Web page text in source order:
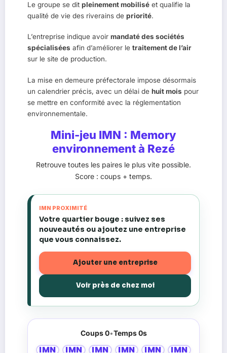
Le groupe se dit pleinement mobilisé et qualifie la
qualité de vie des riverains de priorité.
L’entreprise indique avoir mandaté des sociétés
spécialisées afin d’améliorer le traitement de l’air
sur le site de production.
La mise en demeure préfectorale impose désormais
un calendrier précis, avec un délai de huit mois pour
se mettre en conformité avec la réglementation
environnementale.
Mini-jeu IMN : Memory
environnement à Rezé
Retrouve toutes les paires le plus vite possible.
Score : coups + temps.
IMN PROXIMITÉ
Votre quartier bouge : suivez ses
nouveautés ou ajoutez une entreprise
que vous connaissez.
Ajouter une entreprise
Voir près de chez moi
Coups0•Temps0s
IMN IMN IMN IMN IMN IMN